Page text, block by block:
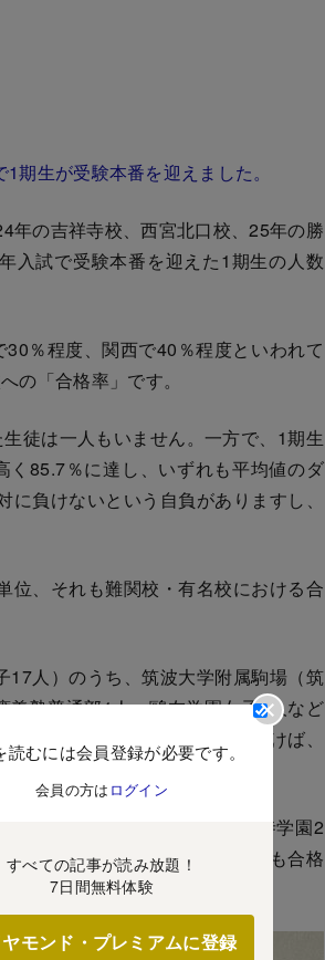
生が受験本番を迎えました。
の吉祥寺校、西宮北口校、25年の勝
入試で受験本番を迎えた1期生の人数
％程度、関西で40％程度といわれて
の「合格率」です。
徒は一人もいません。一方で、1期生
85.7％に達し、いずれも平均値のダ
負けないという自負がありますし、
、それも難関校・有名校における合
人）のうち、筑波大学附属駒場（筑
塾普通部1人、鷗友学園女子1人など
格率は、吉祥女子の75％を除けば、
す。
含む）のうち、灘3人、東大寺学園2
の結果を出しましたが、いずれも合格
読むには会員登録が必要です。
会員の方は ログイン
すべての記事が読み放題！
7日間無料体験
モンド・プレミアムに登録